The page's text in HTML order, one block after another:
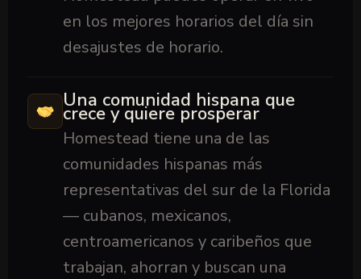
en los mejores horarios del día sin
desajustes de horario.
Una comunidad hispana que
crece y quiere prosperar
Homestead tiene una de las
comunidades hispanas más
representativas del sur de la Florida
— cubanos, mexicanos,
centroamericanos y caribeños que
trabajan, ahorran y buscan una